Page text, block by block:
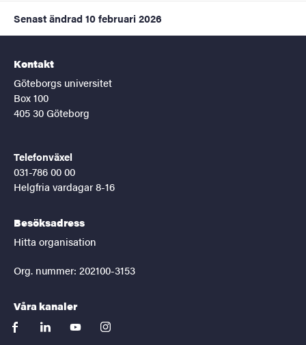
Senast ändrad 10 februari 2026
Kontakt
Göteborgs universitet
Box 100
405 30 Göteborg
Telefonväxel
031-786 00 00
Helgfria vardagar 8-16
Besöksadress
Hitta organisation
Org. nummer: 202100-3153
Våra kanaler
facebooklinkedinyoutubeinstagram